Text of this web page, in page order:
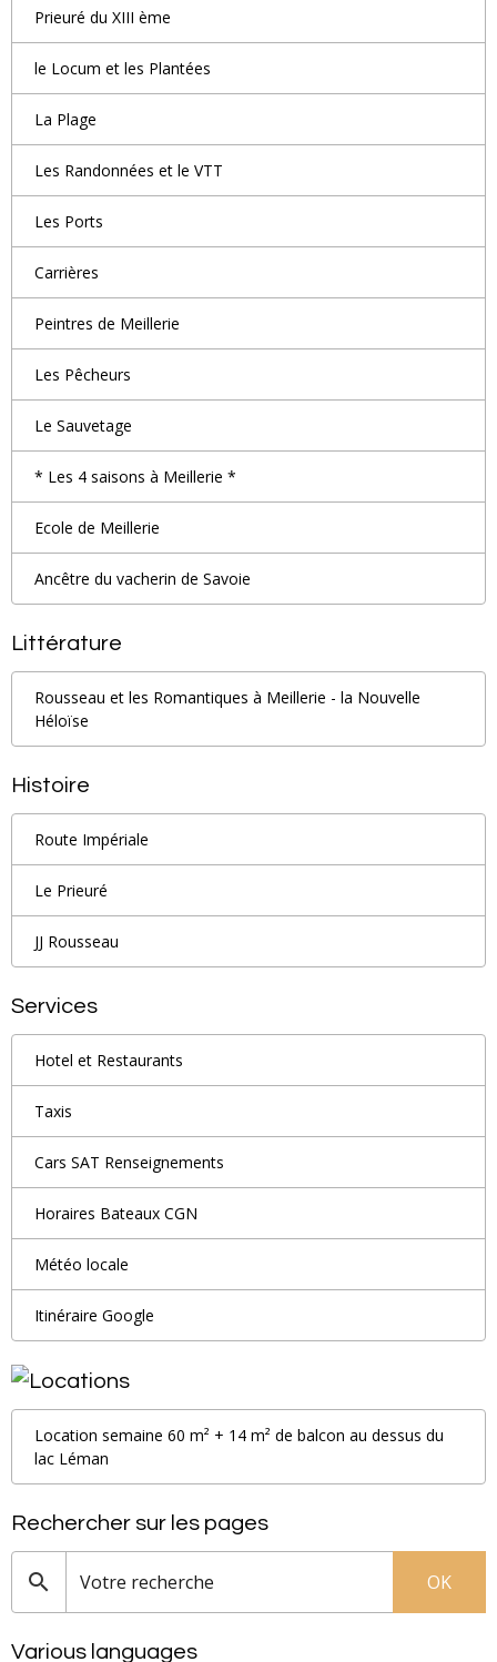
Prieuré du XIII ème
le Locum et les Plantées
La Plage
Les Randonnées et le VTT
Les Ports
Carrières
Peintres de Meillerie
Les Pêcheurs
Le Sauvetage
* Les 4 saisons à Meillerie *
Ecole de Meillerie
Ancêtre du vacherin de Savoie
Littérature
Rousseau et les Romantiques à Meillerie - la Nouvelle
Héloïse
Histoire
Route Impériale
Le Prieuré
JJ Rousseau
Services
Hotel et Restaurants
Taxis
Cars SAT Renseignements
Horaires Bateaux CGN
Météo locale
Itinéraire Google
Location semaine 60 m² + 14 m² de balcon au dessus du
lac Léman
Rechercher sur les pages
OK
Various languages